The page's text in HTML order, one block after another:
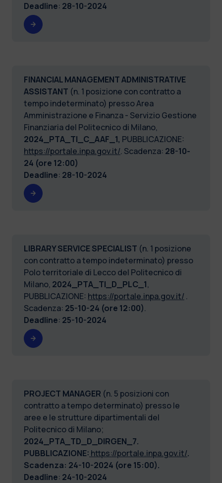
Deadline: 28-10-2024
FINANCIAL MANAGEMENT ADMINISTRATIVE
ASSISTANT (n. 1 posizione con contratto a
tempo indeterminato) presso Area
Amministrazione e Finanza - Servizio Gestione
Finanziaria del Politecnico di Milano,
2024_PTA_TI_C_AAF_1, PUBBLICAZIONE:
https://portale.inpa.gov.it/. Scadenza: 28-10-
24 (ore 12:00)
Deadline: 28-10-2024
LIBRARY SERVICE SPECIALIST (n. 1 posizione
con contratto a tempo indeterminato) presso
Polo territoriale di Lecco del Politecnico di
Milano, 2024_PTA_TI_D_PLC_1,
PUBBLICAZIONE: https://portale.inpa.gov.it/ .
Scadenza: 25-10-24 (ore 12:00).
Deadline: 25-10-2024
PROJECT MANAGER (n. 5 posizioni con
contratto a tempo determinato) presso le
aree e le strutture dipartimentali del
Politecnico di Milano;
2024_PTA_TD_D_DIRGEN_7.
PUBBLICAZIONE: https://portale.inpa.gov.it/.
Scadenza: 24-10-2024 (ore 15:00).
Deadline: 24-10-2024